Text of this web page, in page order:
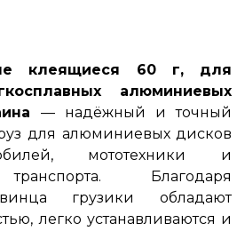
клеящиеся 60 г, для
алюминиевых
— надёжный и точный
для алюминиевых дисков
мототехники и
Благодаря
грузики обладают
легко устанавливаются и